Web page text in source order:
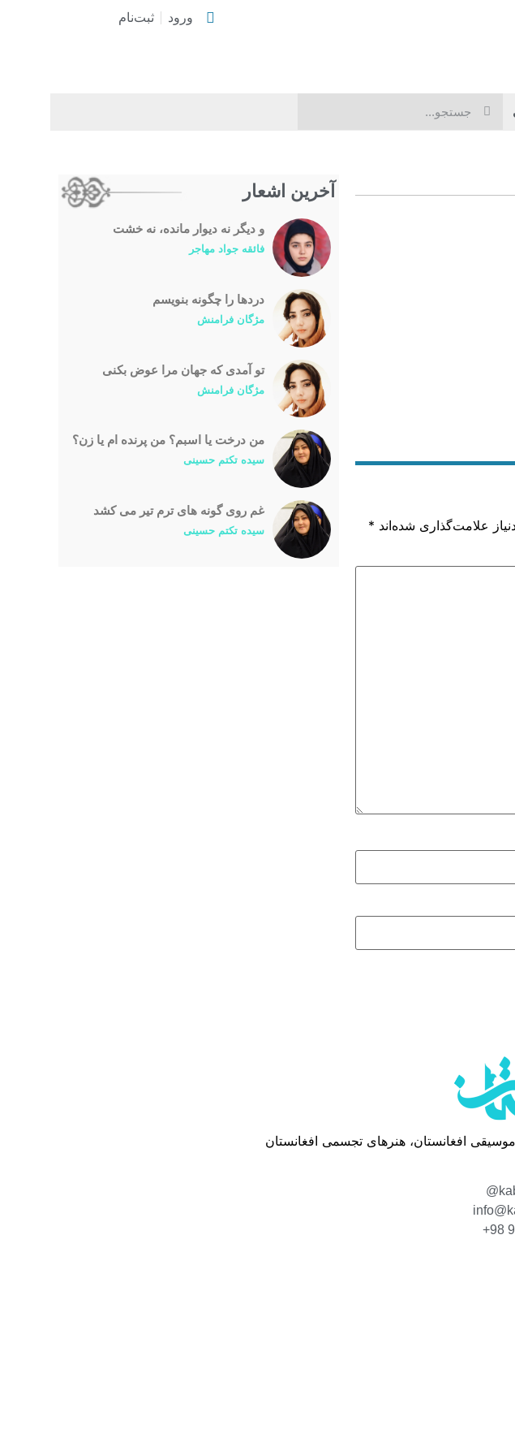
ورود ثبت‌نام
آخرین اشعار
و دیگر نه دیوار مانده، نه خشت
فائقه جواد مهاجر
درد‌ها را چگونه بنویسم
مژگان فرامنش
تو آمدی که جهان مرا عوض بکنی
مژگان فرامنش
من درخت یا اسبم؟ من پرنده ام یا زن؟
سیده تکتم حسینی
غم روی گونه های ترم تیر می کشد
سیده تکتم حسینی علامت‌گذاری شده‌اند *
افغانستان، هنرهای تجسمی افغانستان